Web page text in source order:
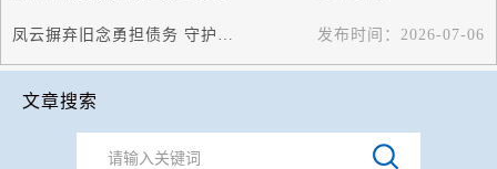
凤云摒弃旧念勇担债务 守护幼侄公婆撑起家 发布时间： 2026-07-06
文章搜索